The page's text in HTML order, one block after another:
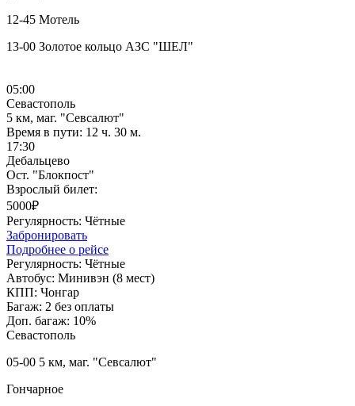
12-45 Мотель
13-00 Золотое кольцо АЗС "ШЕЛ"
05:00
Севастополь
5 км, маг. "Севсалют"
Время в пути: 12 ч. 30 м.
17:30
Дебальцево
Ост. "Блокпост"
Взрослый билет:
5000₽
Регулярность: Чётные
Забронировать
Подробнее о рейсе
Регулярность: Чётные
Автобус: Минивэн (8 мест)
КПП: Чонгар
Багаж: 2 без оплаты
Доп. багаж: 10%
Севастополь
05-00 5 км, маг. "Севсалют"
Гончарное